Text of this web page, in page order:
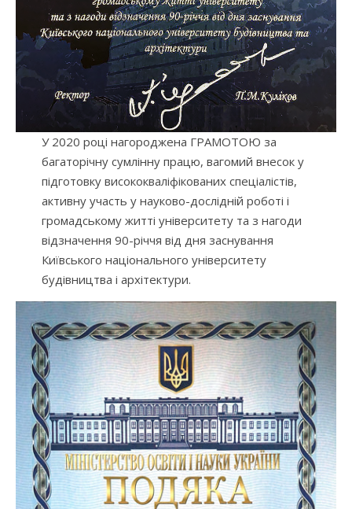
У 2020 році нагороджена ГРАМОТОЮ за
багаторічну сумлінну працю, вагомий внесок у
підготовку висококваліфікованих спеціалістів,
активну участь у науково-дослідній роботі і
громадському житті університету та з нагоди
відзначення 90-річчя від дня заснування
Київського національного університету
будівництва і архітектури.